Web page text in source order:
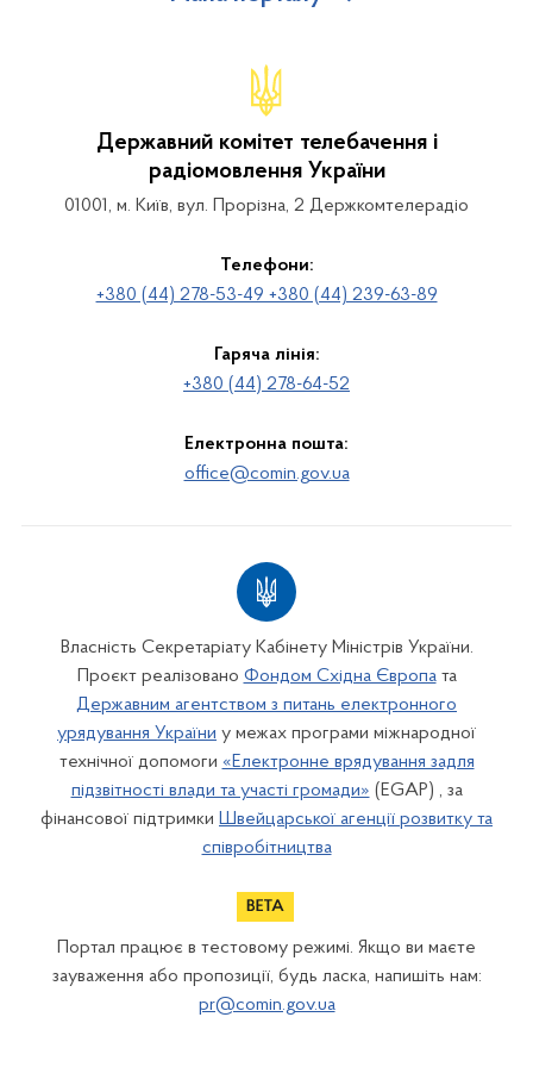
Державний комітет телебачення і
радіомовлення України
01001, м. Київ, вул. Прорізна, 2 Держкомтелерадіо
Телефони:
+380 (44) 278-53-49 +380 (44) 239-63-89
Гаряча лінія:
+380 (44) 278-64-52
Електронна пошта:
office@comin.gov.ua
Власність Секретаріату Кабінету Міністрів України.
Проєкт реалізовано Фондом Східна Європата
Державним агентством з питань електронного
урядування України у межах програми міжнародної
технічної допомоги «Електронне врядування задля
підзвітності влади та участі громади» (EGAP) , за
фінансової підтримки Швейцарської агенції розвитку та
співробітництва
Портал працює в тестовому режимі. Якщо ви маєте
зауваження або пропозиції, будь ласка, напишіть нам:
pr@comin.gov.ua